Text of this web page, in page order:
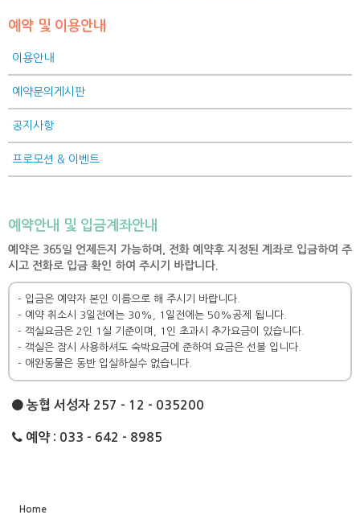
예약 및 이용안내
이용안내
예약문의게시판
공지사항
프로모션 & 이벤트
예약안내 및 입금계좌안내
예약은 365일 언제든지 가능하며, 전화 예약후 지정된 계좌로 입금하여 주
시고 전화로 입금 확인 하여 주시기 바랍니다.
- 입금은 예약자 본인 이름으로 해 주시기 바랍니다.
- 예약 취소시 3일전에는 30%, 1일전에는 50%공제 됩니다.
- 객실요금은 2인 1실 기준이며, 1인 초과시 추가요금이 있습니다.
- 객실은 잠시 사용하셔도 숙박요금에 준하여 요금은 선불 입니다.
- 애완동물은 동반 입실하실수 없습니다.
농협 서성자 257 - 12 - 035200
예약 : 033 - 642 - 8985
Home